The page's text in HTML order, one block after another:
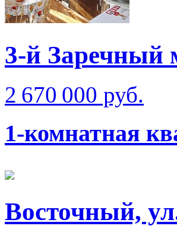
3-й Заречный
2 670 000 руб.
1-комнатная
Восточный,